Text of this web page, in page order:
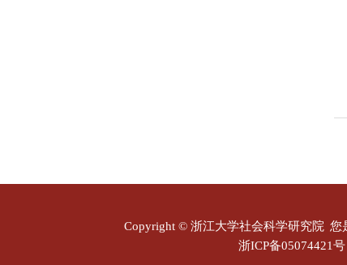
Copyright © 浙江大学社会科学研究院 您
浙ICP备05074421号